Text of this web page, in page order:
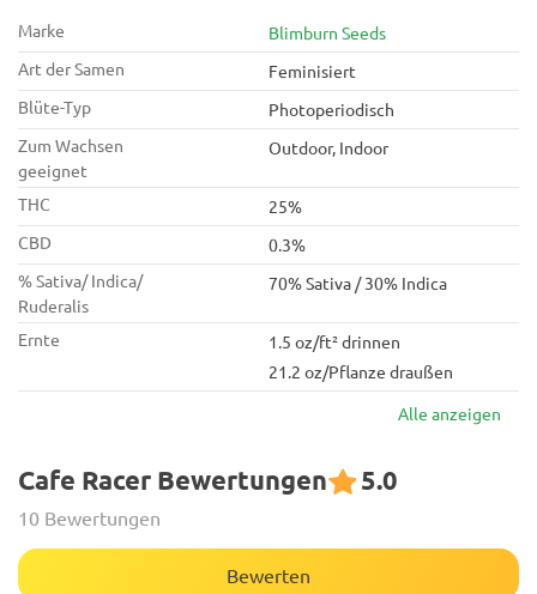
Marke
Blimburn Seeds
Art der Samen
Feminisiert
Blüte-Typ
Photoperiodisch
Zum Wachsen
geeignet
Outdoor, Indoor
THC
25%
CBD
0.3%
% Sativa/ Indica/
Ruderalis
70% Sativa / 30% Indica
Ernte
1.5 oz/ft² drinnen
21.2 oz/Pflanze draußen
Alle anzeigen
Cafe Racer Bewertungen 5.0
10 Bewertungen
Bewerten